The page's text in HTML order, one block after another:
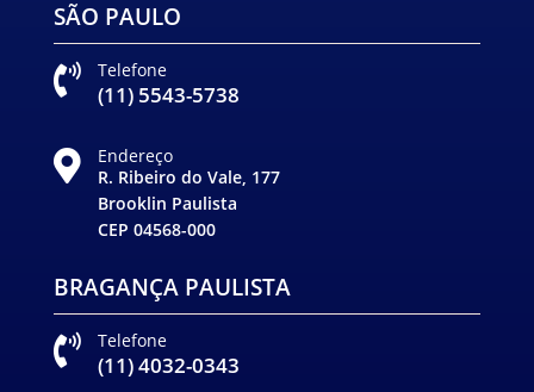
SÃO PAULO
 Telefone
(11) 5543-5738

Endereço
R. Ribeiro do Vale, 177
Brooklin Paulista
CEP 04568-000
BRAGANÇA PAULISTA
 Telefone
(11) 4032-0343